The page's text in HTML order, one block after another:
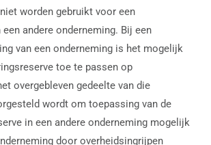
worden gebruikt voor een
andere onderneming. Bij een
van een onderneming is het mogelijk
toe te passen op
overgebleven gedeelte van die
wordt om toepassing van de
in een andere onderneming mogelijk
door overheidsingrijpen